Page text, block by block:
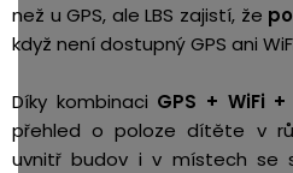
než u GPS, ale LBS zajistí, že
když není dostupný GPS ani
Díky kombinaci GPS + WiFi +
přehled o poloze dítěte v
uvnitř budov i v místech se